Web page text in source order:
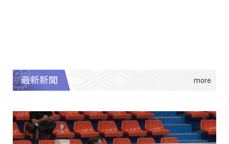
最新新聞